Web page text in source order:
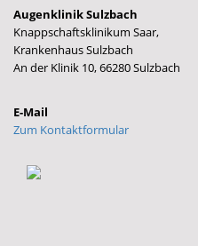
Augenklinik Sulzbach
Knappschaftsklinikum Saar,
Krankenhaus Sulzbach
An der Klinik 10, 66280 Sulzbach
Zum Kontaktformular